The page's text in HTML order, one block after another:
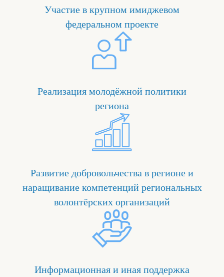
Участие в крупном имиджевом
федеральном проекте
Реализация молодёжной политики
региона
Развитие добровольчества в регионе и
наращивание компетенций региональных
волонтёрских организаций
Информационная и иная поддержка